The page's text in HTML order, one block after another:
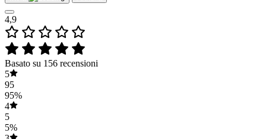
4,9
Basato su 156 recensioni
5
95
95%
4
5
5%